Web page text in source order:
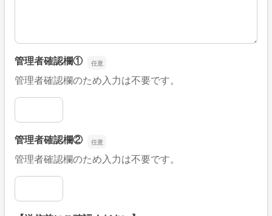
管理者確認欄①
管理者確認欄のため入力は不要です。
管理者確認欄①
管理者確認欄②
管理者確認欄のため入力は不要です。
管理者確認欄②